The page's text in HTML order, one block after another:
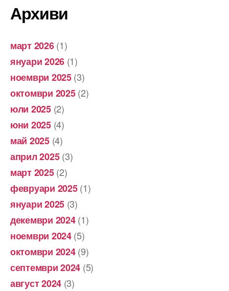
Архиви
март 2026(1)
януари 2026 (1)
ноември 2025(3)
октомври 2025(2)
юли 2025(2)
юни 2025(4)
май 2025(4)
април 2025(3)
март 2025(2)
февруари 2025(1)
януари 2025 (3)
декември 2024(1)
ноември 2024(5)
октомври 2024(9)
септември 2024 (5)
август 2024 (3)